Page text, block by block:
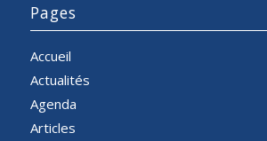
Pages
Accueil
Actualités
Agenda
Articles